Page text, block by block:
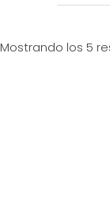
Mostrando los 5